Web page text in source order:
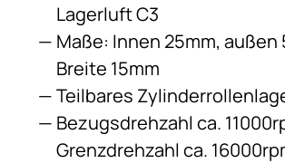
Lagerluft C3
Maße: Innen 25mm, außen
Breite 15mm
Teilbares
Bezugsdrehzahl ca.
Grenzdrehzahl ca.